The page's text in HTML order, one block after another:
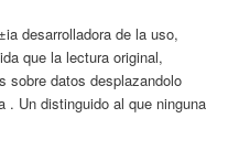
desarrolladora de la uso,
que la lectura original,
sobre datos desplazandolo
. Un distinguido al que ninguna